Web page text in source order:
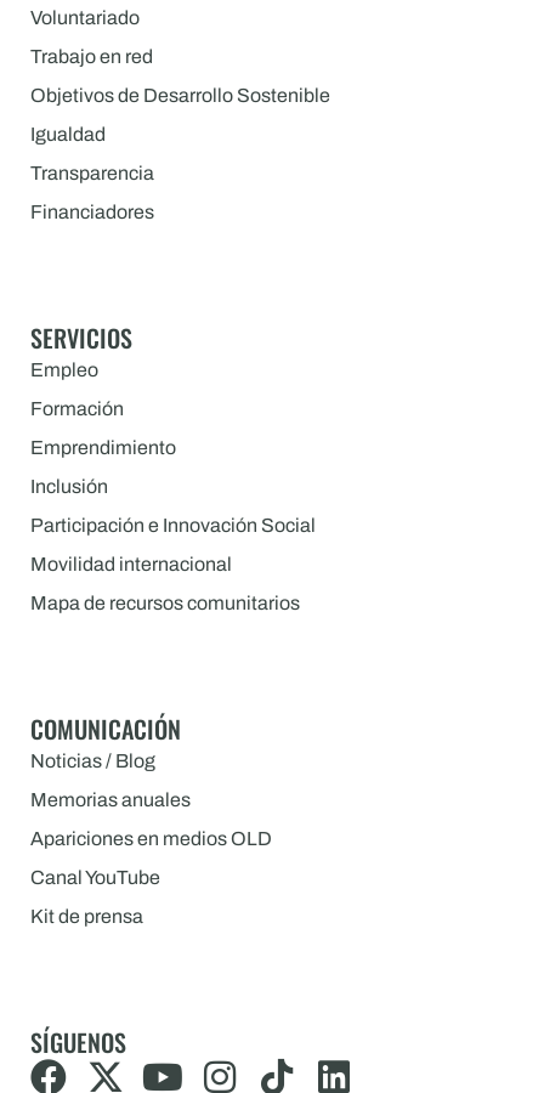
Voluntariado
Trabajo en red
Objetivos de Desarrollo Sostenible
Igualdad
Transparencia
Financiadores
SERVICIOS
Empleo
Formación
Emprendimiento
Inclusión
Participación e Innovación Social
Movilidad internacional
Mapa de recursos comunitarios
COMUNICACIÓN
Noticias / Blog
Memorias anuales
Apariciones en medios OLD
Canal YouTube
Kit de prensa
SÍGUENOS
F X Y I T L